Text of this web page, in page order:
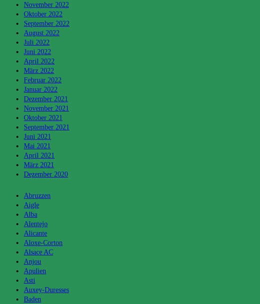
November 2022
Oktober 2022
September 2022
August 2022
Juli 2022
Juni 2022
April 2022
März 2022
Februar 2022
Januar 2022
Dezember 2021
November 2021
Oktober 2021
September 2021
Juni 2021
Mai 2021
April 2021
März 2021
Dezember 2020
Kategorien
Abruzzen
Aigle
Alba
Alentejo
Alicante
Aloxe-Corton
Alsace AC
Anjou
Apulien
Asti
Auxey-Duresses
Baden